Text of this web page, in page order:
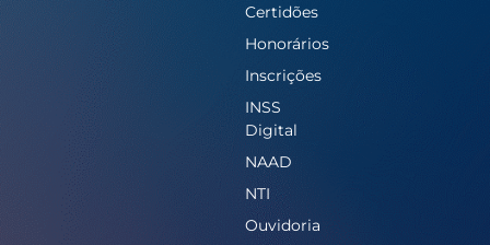
Certidões
Honorários
Inscrições
INSS
Digital
NAAD
NTI
Ouvidoria